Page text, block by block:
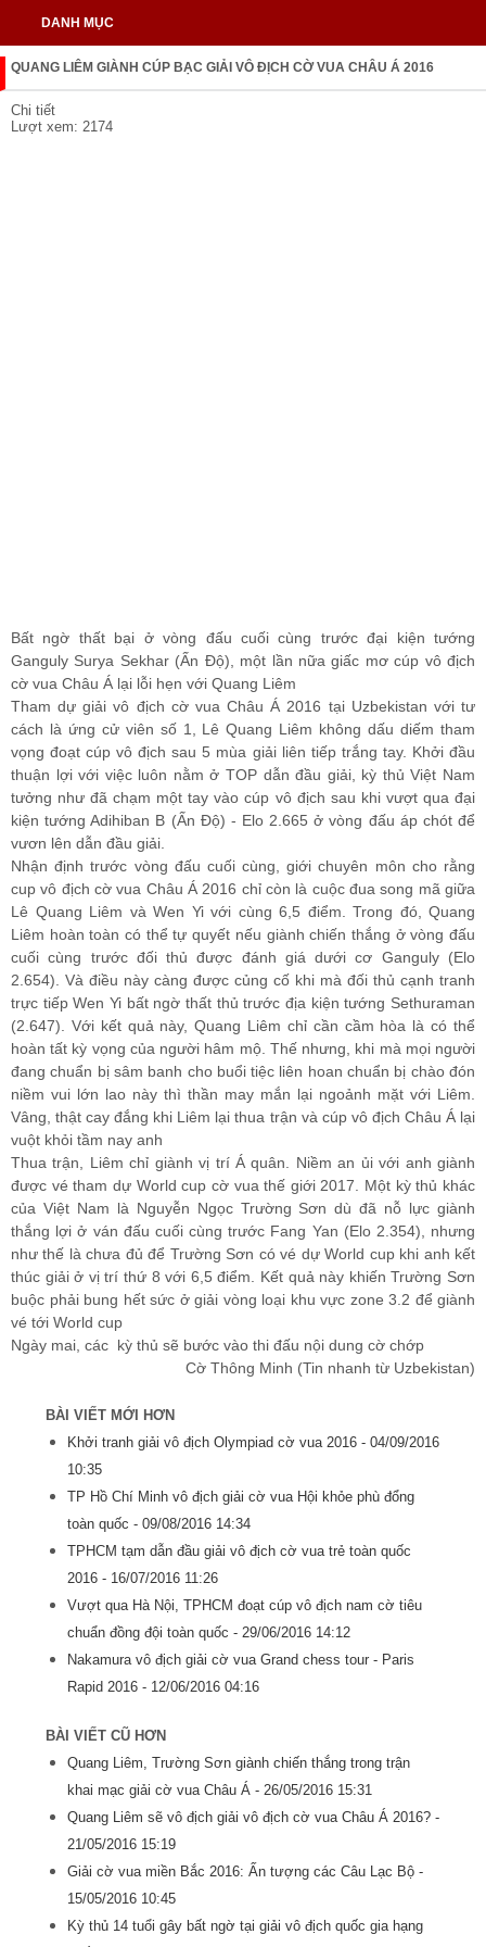
DANH MỤC
QUANG LIÊM GIÀNH CÚP BẠC GIẢI VÔ ĐỊCH CỜ VUA CHÂU Á 2016
Chi tiết
Lượt xem: 2174
Bất ngờ thất bại ở vòng đấu cuối cùng trước đại kiện tướng
Ganguly Surya Sekhar (Ấn Độ), một lần nữa giấc mơ cúp vô địch
cờ vua Châu Á lại lỗi hẹn với Quang Liêm
Tham dự giải vô địch cờ vua Châu Á 2016 tại Uzbekistan với tư
cách là ứng cử viên số 1, Lê Quang Liêm không dấu diếm tham
vọng đoạt cúp vô địch sau 5 mùa giải liên tiếp trắng tay. Khởi đầu
thuận lợi với việc luôn nằm ở TOP dẫn đầu giải, kỳ thủ Việt Nam
tưởng như đã chạm một tay vào cúp vô địch sau khi vượt qua đại
kiện tướng Adihiban B (Ấn Độ) - Elo 2.665 ở vòng đấu áp chót để
vươn lên dẫn đầu giải.
Nhận định trước vòng đấu cuối cùng, giới chuyên môn cho rằng
cup vô địch cờ vua Châu Á 2016 chỉ còn là cuộc đua song mã giữa
Lê Quang Liêm và Wen Yi với cùng 6,5 điểm. Trong đó, Quang
Liêm hoàn toàn có thể tự quyết nếu giành chiến thắng ở vòng đấu
cuối cùng trước đối thủ được đánh giá dưới cơ Ganguly (Elo
2.654). Và điều này càng được củng cố khi mà đối thủ cạnh tranh
trực tiếp Wen Yi bất ngờ thất thủ trước địa kiện tướng Sethuraman
(2.647). Với kết quả này, Quang Liêm chỉ cần cầm hòa là có thể
hoàn tất kỳ vọng của người hâm mộ. Thế nhưng, khi mà mọi người
đang chuẩn bị sâm banh cho buổi tiệc liên hoan chuẩn bị chào đón
niềm vui lớn lao này thì thần may mắn lại ngoảnh mặt với Liêm.
Vâng, thật cay đắng khi Liêm lại thua trận và cúp vô địch Châu Á lại
vuột khỏi tầm nay anh
Thua trận, Liêm chỉ giành vị trí Á quân. Niềm an ủi với anh giành
được vé tham dự World cup cờ vua thế giới 2017. Một kỳ thủ khác
của Việt Nam là Nguyễn Ngọc Trường Sơn dù đã nỗ lực giành
thắng lợi ở ván đấu cuối cùng trước Fang Yan (Elo 2.354), nhưng
như thế là chưa đủ để Trường Sơn có vé dự World cup khi anh kết
thúc giải ở vị trí thứ 8 với 6,5 điểm. Kết quả này khiến Trường Sơn
buộc phải bung hết sức ở giải vòng loại khu vực zone 3.2 để giành
vé tới World cup
Ngày mai, các kỳ thủ sẽ bước vào thi đấu nội dung cờ chớp
Cờ Thông Minh (Tin nhanh từ Uzbekistan)
BÀI VIẾT MỚI HƠN
Khởi tranh giải vô địch Olympiad cờ vua 2016 -04/09/2016
10:35
TP Hồ Chí Minh vô địch giải cờ vua Hội khỏe phù đổng
toàn quốc -09/08/2016 14:34
TPHCM tạm dẫn đầu giải vô địch cờ vua trẻ toàn quốc
2016 - 16/07/2016 11:26
Vượt qua Hà Nội, TPHCM đoạt cúp vô địch nam cờ tiêu
chuẩn đồng đội toàn quốc -29/06/2016 14:12
Nakamura vô địch giải cờ vua Grand chess tour - Paris
Rapid 2016 - 12/06/2016 04:16
BÀI VIẾT CŨ HƠN
Quang Liêm, Trường Sơn giành chiến thắng trong trận
khai mạc giải cờ vua Châu Á -26/05/2016 15:31
Quang Liêm sẽ vô địch giải vô địch cờ vua Châu Á 2016? -
21/05/2016 15:19
Giải cờ vua miền Bắc 2016: Ấn tượng các Câu Lạc Bộ -
15/05/2016 10:45
Kỳ thủ 14 tuổi gây bất ngờ tại giải vô địch quốc gia hạng